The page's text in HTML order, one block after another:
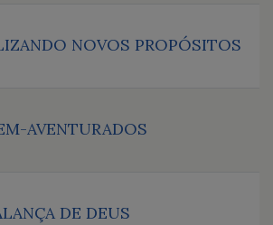
NOVOS PROPÓSITOS
AVENTURADOS
DE DEUS